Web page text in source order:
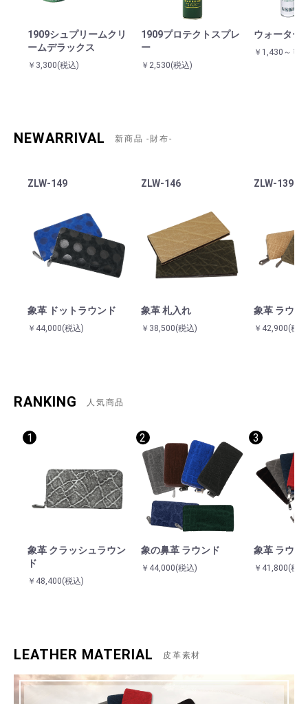
お買い物を続ける
1909シュプリームクリ
ームデラックス
￥3,300(税込)
1909プロテクトスプレ
ー
￥2,530(税込)
ウォーター
￥1,430～￥
NEWARRIVAL 新商品 -財布-
ZLW-149
象革 ドットラウンド
￥44,000(税込)
ZLW-146
象革 札入れ
￥38,500(税込)
ZLW-139
象革 ラウン
￥42,900(税
RANKING 人気商品
1
象革 クラッシュラウン
ド
￥48,400(税込)
2
象の鼻革 ラウンド
￥44,000(税込)
3
象革 ラウン
￥41,800(税
LEATHER MATERIAL 皮革素材